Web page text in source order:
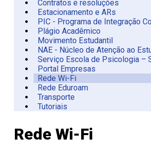
Contratos e resoluções
Estacionamento e ARs
PIC - Programa de Integração
Plágio Acadêmico
Movimento Estudantil
NAE - Núcleo de Atenção ao
Serviço Escola de Psicologia –
Portal Empresas
Rede Wi-Fi
Rede Eduroam
Transporte
Circular Unisinos
Tutoriais
Rede Wi-Fi